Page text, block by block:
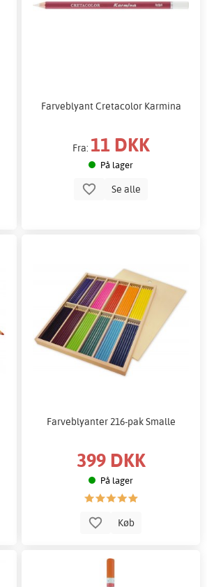
Farveblyant Cretacolor Karmina
Fra: 11 DKK
På lager
Se alle
Farveblyanter 216-pak Smalle
399 DKK
På lager
Køb